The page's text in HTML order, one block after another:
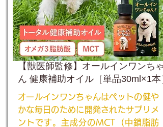
【獣医師監修】オールインワンちゃ
ん 健康補助オイル［単品30ml×1本
オールインワンちゃんはペットの健や
かな毎日のために開発されたサプリメ
ントです。主成分のMCT（中鎖脂肪